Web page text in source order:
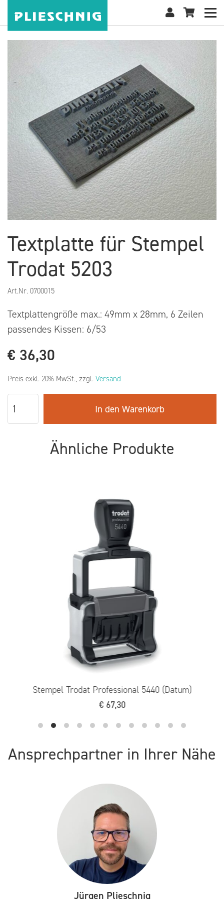
Textplatte für Stempel
Trodat 5203
Art.Nr. 0700015
Textplattengröße max.: 49mm x 28mm, 6 Zeilen
passendes Kissen: 6/53
€ 36,30
Preis exkl. 20% MwSt., zzgl. Versand
In den Warenkorb
Ähnliche Produkte
Stempel Trodat Professional 5440 (Datum)
€67,30
Ansprechpartner in Ihrer Nähe
Jürgen Plieschnig